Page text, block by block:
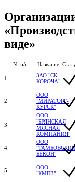
виде»
№ п/п Название
1
ЗАО "СК
КОРОЧА"
2
ООО
"МИРАТОРГ-
КУРСК"
3
ООО
"БРЯНСКАЯ
МЯСНАЯ
КОМПАНИЯ"
4
ООО
БЕКОН"
5
ООО
"КМПЗ"